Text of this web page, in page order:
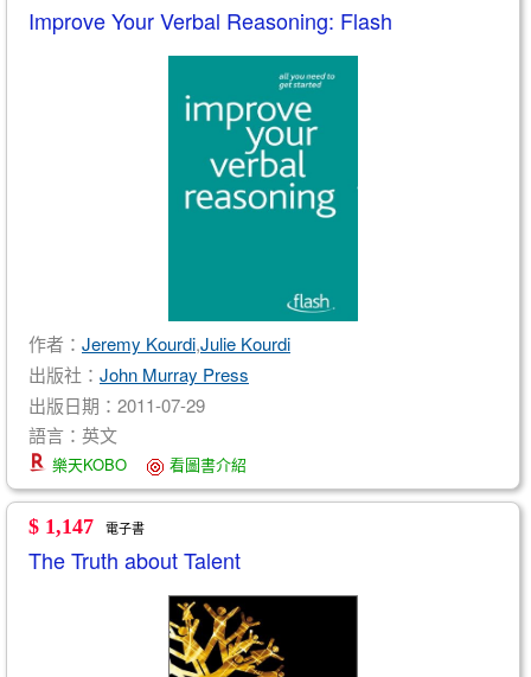
Improve Your Verbal Reasoning: Flash
作者： Jeremy Kourdi,Julie Kourdi
出版社： John Murray Press
出版日期：2011-07-29
語言：英文
樂天KOBO 看圖書介紹
$ 1,147 電子書
The Truth about Talent